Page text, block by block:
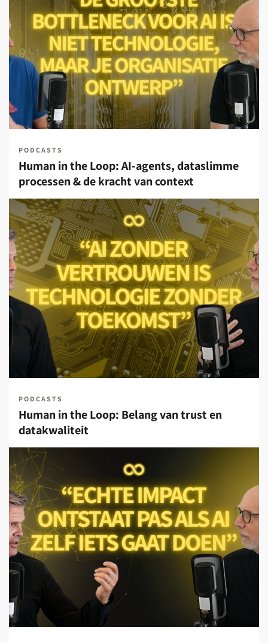
PODCASTS
Human in the Loop: AI-agents, dataslimme
processen & de kracht van context
PODCASTS
Human in the Loop: Belang van trust en
datakwaliteit